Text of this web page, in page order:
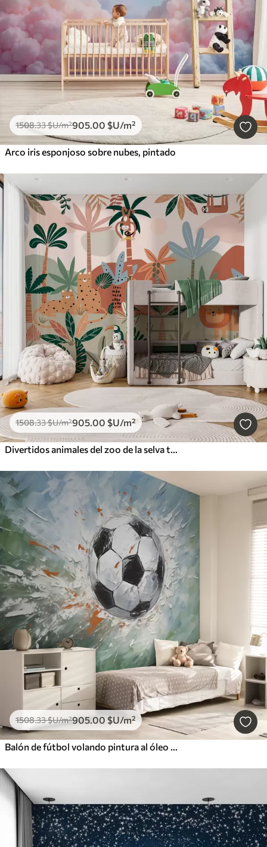
1508.33$U/m²905.00 $U/m²
Arco iris esponjoso sobre nubes, pintado
1508.33$U/m²905.00 $U/m²
Divertidos animales del zoo de la selva tropical
1508.33$U/m²905.00 $U/m²
Balón de fútbol volando pintura al óleo arte abstracto